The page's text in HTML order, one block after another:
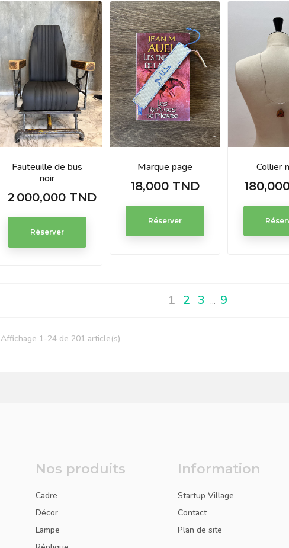
Fauteuille de bus
noir
Prix
2 000,000 TND
Réserver
Marque page
Prix
18,000 TND
Réserver
Collier
Prix
1 2 3 … 9
Affichage 1-24 de 201 article(s)
Nos produits
Cadre
Décor
Lampe
Information
Startup Village
Contact
Plan de site